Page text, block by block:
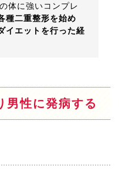
体に強いコンプレ
種二重整形を始め
イエットを行った経
男性に発病する